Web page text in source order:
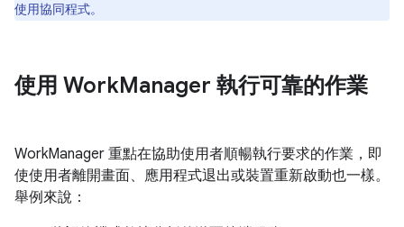
使用協同程式。
使用 WorkManager 執行可靠的作業
WorkManager 重點在協助使用者順暢執行要求的作業，即
使使用者離開畫面、應用程式退出或裝置重新啟動也一樣。
舉例來說：